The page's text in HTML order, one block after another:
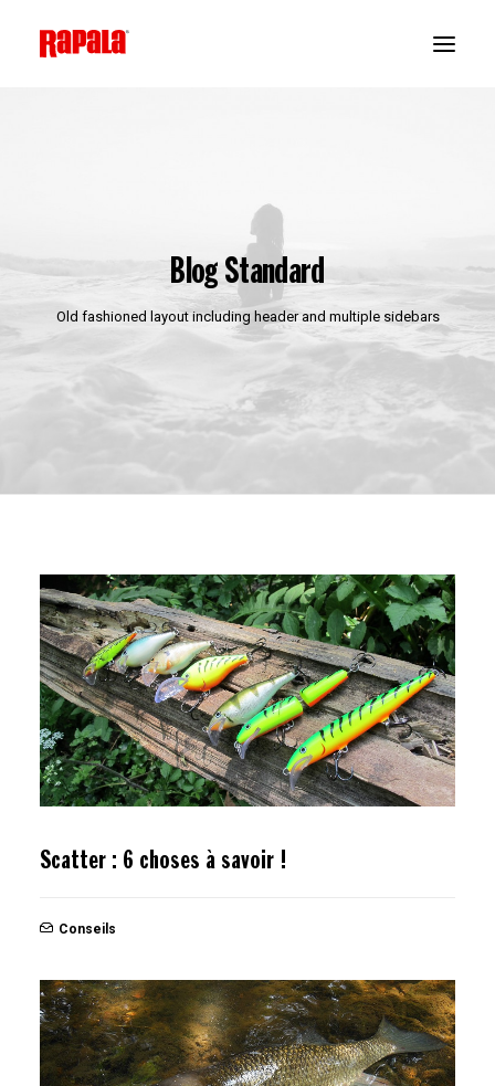
Blog Standard
Old fashioned layout including header and multiple sidebars
Scatter : 6 choses à savoir !
Conseils